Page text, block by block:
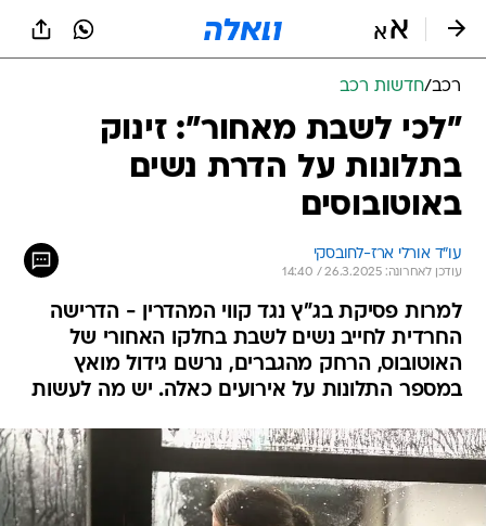
רכב/חדשות רכב
"לכי לשבת מאחור": זינוק
בתלונות על הדרת נשים
באוטובוסים
עו"ד אורלי ארז-לחובסקי
עודכן לאחרונה: 26.3.2025 / 14:40
למרות פסיקת בג"ץ נגד קווי המהדרין - הדרישה
החרדית לחייב נשים לשבת בחלקו האחורי של
האוטובוס, הרחק מהגברים, נרשם גידול מואץ
במספר התלונות על אירועים כאלה. יש מה לעשות